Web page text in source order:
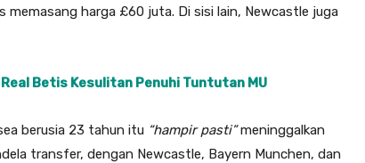
memasang harga £60 juta. Di sisi lain, Newcastle juga
Betis Kesulitan Penuhi Tuntutan MU
berusia 23 tahun itu “hampir pasti”meninggalkan
transfer, dengan Newcastle, Bayern Munchen, dan